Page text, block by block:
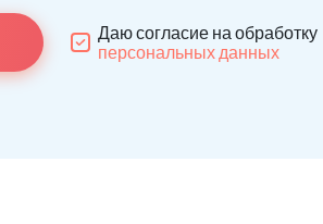
Даю согласие на обработку
персональных данных